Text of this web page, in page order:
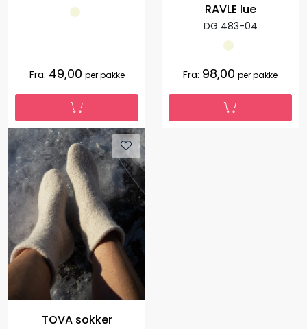
Fra: 49,00 per pakke
RAVLE lue
DG 483-04
Fra: 98,00 per pakke
TOVA sokker